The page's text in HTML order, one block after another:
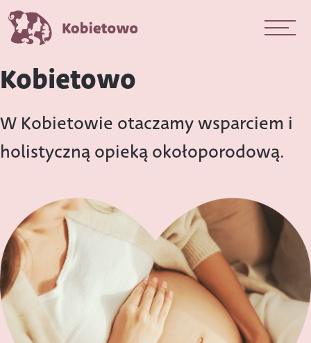
Kobietowo
W Kobietowie otaczamy wsparciem i
holistyczną opieką okołoporodową.